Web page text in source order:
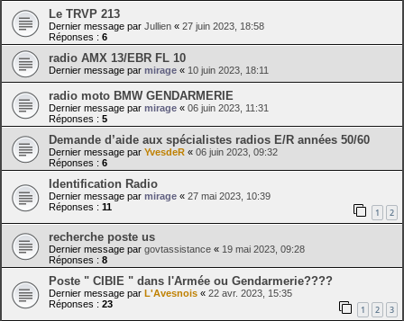
Le TRVP 213
Dernier message par Jullien « 27 juin 2023, 18:58
Réponses : 6
radio AMX 13/EBR FL 10
Dernier message par mirage « 10 juin 2023, 18:11
radio moto BMW GENDARMERIE
Dernier message par mirage « 06 juin 2023, 11:31
Réponses : 5
Demande d’aide aux spécialistes radios E/R années 50/60
Dernier message par YvesdeR « 06 juin 2023, 09:32
Réponses : 6
Identification Radio
Dernier message par mirage « 27 mai 2023, 10:39
Réponses : 11 1 2
recherche poste us
Dernier message par govtassistance « 19 mai 2023, 09:28
Réponses : 8
Poste " CIBIE " dans l'Armée ou Gendarmerie????
Dernier message par L'Avesnois « 22 avr. 2023, 15:35
Réponses : 23 1 2 3